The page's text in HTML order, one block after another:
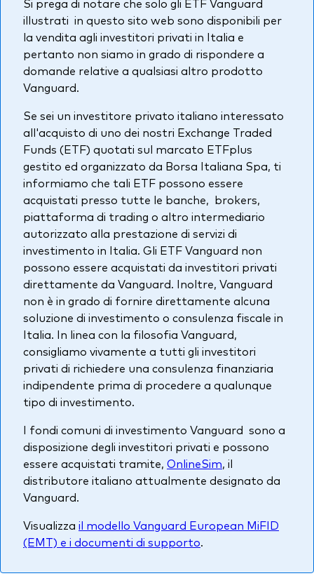
Azionario
Obbligazionario
Multi-asset
Stile di gestione
Attiva
Passiva
Documenti importanti
Investi con Vanguard
illustrati in questo sito web sono disponibili per
la vendita agli investitori privati in Italia e
pertanto non siamo in grado di rispondere a
domande relative a qualsiasi altro prodotto
Vanguard.
Se sei un investitore privato italiano interessato
all'acquisto di uno dei nostri Exchange Traded
Funds (ETF) quotati sul marcato ETFplus
gestito ed organizzato da Borsa Italiana Spa, ti
informiamo che tali ETF possono essere
acquistati presso tutte le banche, brokers,
piattaforma di trading o altro intermediario
autorizzato alla prestazione di servizi di
investimento in Italia. Gli ETF Vanguard non
possono essere acquistati da investitori privati
direttamente da Vanguard. Inoltre, Vanguard
non è in grado di fornire direttamente alcuna
soluzione di investimento o consulenza fiscale in
Italia. In linea con la filosofia Vanguard,
consigliamo vivamente a tutti gli investitori
privati di richiedere una consulenza finanziaria
indipendente prima di procedere a qualunque
tipo di investimento.
I fondi comuni di investimento Vanguard sono a
disposizione degli investitori privati e possono
essere acquistati tramite, OnlineSim, il
distributore italiano attualmente designato da
Vanguard.
Visualizza il modello Vanguard European MiFID
(EMT) e i documenti di supporto.